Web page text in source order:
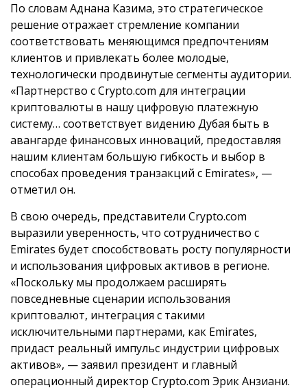
По словам Аднана Казима, это стратегическое
решение отражает стремление компании
соответствовать меняющимся предпочтениям
клиентов и привлекать более молодые,
технологически продвинутые сегменты аудитории.
«Партнерство с Crypto.com для интеграции
криптовалюты в нашу цифровую платежную
систему… соответствует видению Дубая быть в
авангарде финансовых инноваций, предоставляя
нашим клиентам большую гибкость и выбор в
способах проведения транзакций с Emirates», —
отметил он.
В свою очередь, представители Crypto.com
выразили уверенность, что сотрудничество с
Emirates будет способствовать росту популярности
и использования цифровых активов в регионе.
«Поскольку мы продолжаем расширять
повседневные сценарии использования
криптовалют, интеграция с такими
исключительными партнерами, как Emirates,
придаст реальный импульс индустрии цифровых
активов», — заявил президент и главный
операционный директор Crypto.com Эрик Анзиани.